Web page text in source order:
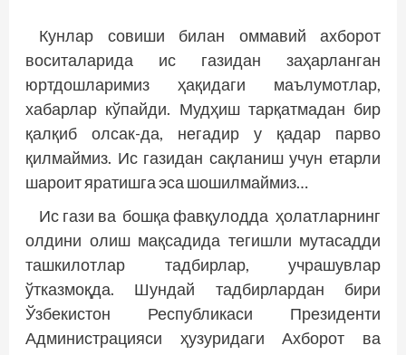
Кунлар совиши билан оммавий ахборот
воситаларида ис газидан заҳарланган
юртдошларимиз ҳақидаги маълумотлар,
хабарлар кўпайди. Мудҳиш тарқатмадан бир
қалқиб олсак-да, негадир у қадар парво
қилмаймиз. Ис газидан сақланиш учун етарли
шароит яратишга эса шошилмаймиз…
Ис гази ва бошқа фавқулодда ҳолатларнинг
олдини олиш мақсадида тегишли мутасадди
ташкилотлар тадбирлар, учрашувлар
ўтказмоқда. Шундай тадбирлардан бири
Ўзбекистон Республикаси Президенти
Администрацияси ҳузуридаги Ахборот ва